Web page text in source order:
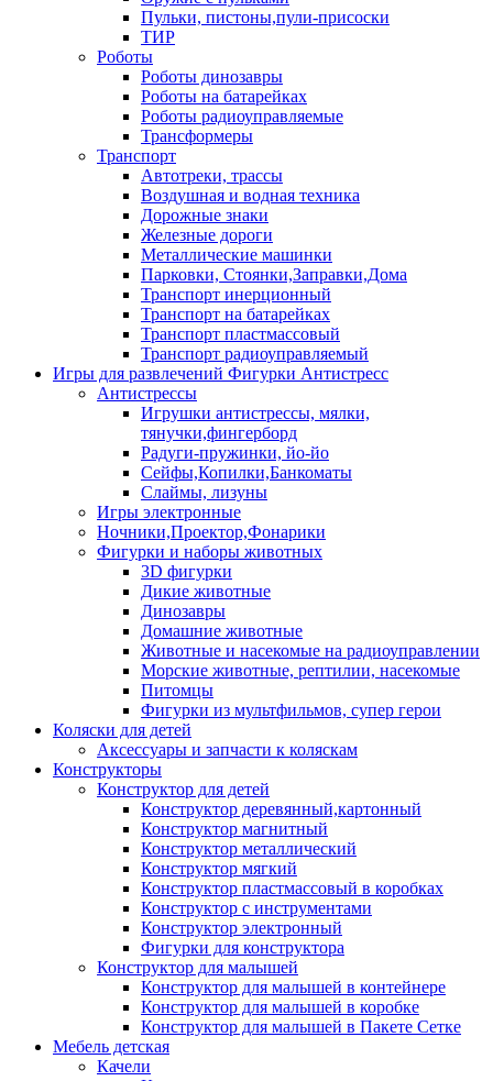
Пульки, пистоны,пули-присоски
ТИР
Роботы
Роботы динозавры
Роботы на батарейках
Роботы радиоуправляемые
Трансформеры
Транспорт
Автотреки, трассы
Воздушная и водная техника
Дорожные знаки
Железные дороги
Металлические машинки
Парковки, Стоянки,Заправки,Дома
Транспорт инерционный
Транспорт на батарейках
Транспорт пластмассовый
Транспорт радиоуправляемый
Игры для развлечений Фигурки Антистресс
Антистрессы
Игрушки антистрессы, мялки,
тянучки,фингерборд
Радуги-пружинки, йо-йо
Сейфы,Копилки,Банкоматы
Слаймы, лизуны
Игры электронные
Ночники,Проектор,Фонарики
Фигурки и наборы животных
3D фигурки
Дикие животные
Динозавры
Домашние животные
Животные и насекомые на радиоуправлении
Морские животные, рептилии, насекомые
Питомцы
Фигурки из мультфильмов, супер герои
Коляски для детей
Аксессуары и запчасти к коляскам
Конструкторы
Конструктор для детей
Конструктор деревянный,картонный
Конструктор магнитный
Конструктор металлический
Конструктор мягкий
Конструктор пластмассовый в коробках
Конструктор с инструментами
Конструктор электронный
Фигурки для конструктора
Конструктор для малышей
Конструктор для малышей в контейнере
Конструктор для малышей в коробке
Конструктор для малышей в Пакете Сетке
Мебель детская
Качели